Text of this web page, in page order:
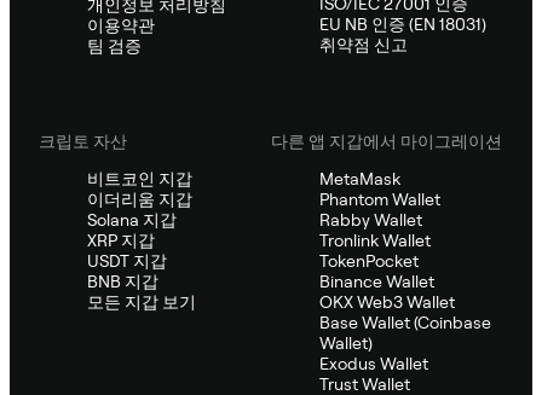
개인정보 처리방침
이용약관
팀 검증
EU NB 인증 (EN 18031)
취약점 신고
크립토 자산
비트코인 지갑
이더리움 지갑
Solana 지갑
XRP 지갑
USDT 지갑
BNB 지갑
모든 지갑 보기
다른 앱 지갑에서 마이그레이션
MetaMask
Phantom Wallet
Rabby Wallet
Tronlink Wallet
TokenPocket
Binance Wallet
OKX Web3 Wallet
Base Wallet (Coinbase
Wallet)
Exodus Wallet
Trust Wallet